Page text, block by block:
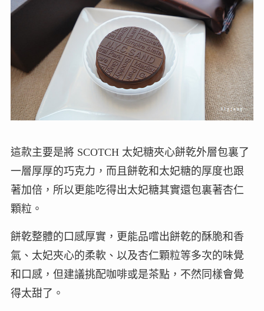
這款主要是將 SCOTCH 太妃糖夾心餅乾外層包裏了
一層厚厚的巧克力，而且餅乾和太妃糖的厚度也跟
著加倍，所以更能吃得出太妃糖其實還包裏著杏仁
顆粒。
餅乾整體的口感厚實，更能品嚐出餅乾的酥脆和香
氣、太妃夾心的柔軟、以及杏仁顆粒等多次的味覺
和口感，但建議挑配咖啡或是茶點，不然同樣會覺
得太甜了。